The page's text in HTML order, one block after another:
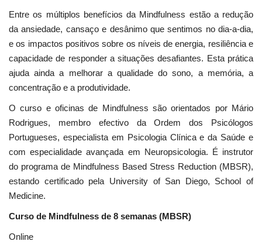
Entre os múltiplos benefícios da Mindfulness estão a redução
da ansiedade, cansaço e desânimo que sentimos no dia-a-dia,
e os impactos positivos sobre os níveis de energia, resiliência e
capacidade de responder a situações desafiantes. Esta prática
ajuda ainda a melhorar a qualidade do sono, a memória, a
concentração e a produtividade.
O curso e oficinas de Mindfulness são orientados por Mário
Rodrigues, membro efectivo da Ordem dos Psicólogos
Portugueses, especialista em Psicologia Clínica e da Saúde e
com especialidade avançada em Neuropsicologia. É instrutor
do programa de Mindfulness Based Stress Reduction (MBSR),
estando certificado pela University of San Diego, School of
Medicine.
Curso de Mindfulness de 8 semanas (MBSR)
Online